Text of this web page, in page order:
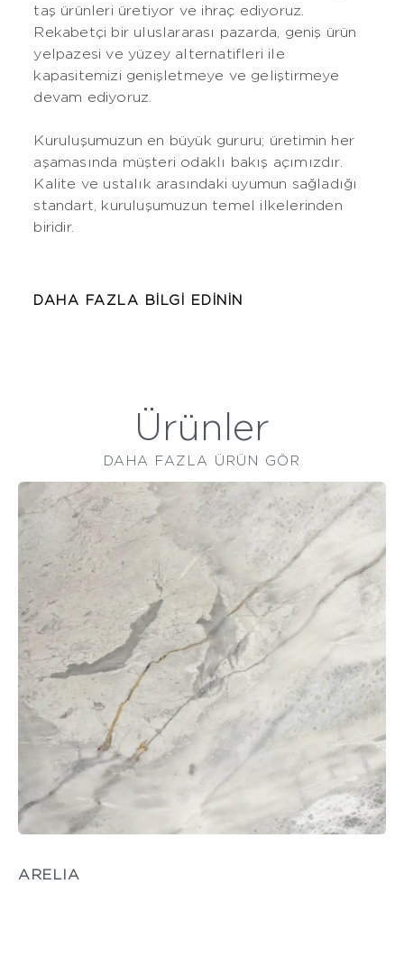
taş ürünleri üretiyor ve ihraç ediyoruz.
Rekabetçi bir uluslararası pazarda, geniş ürün
yelpazesi ve yüzey alternatifleri ile
kapasitemizi genişletmeye ve geliştirmeye
devam ediyoruz.
Kuruluşumuzun en büyük gururu; üretimin her
aşamasında müşteri odaklı bakış açımızdır.
Kalite ve ustalık arasındaki uyumun sağladığı
standart, kuruluşumuzun temel ilkelerinden
biridir.
DAHA FAZLA BILGI EDININ
Ürünler
DAHA FAZLA ÜRÜN GÖR
ARELIA